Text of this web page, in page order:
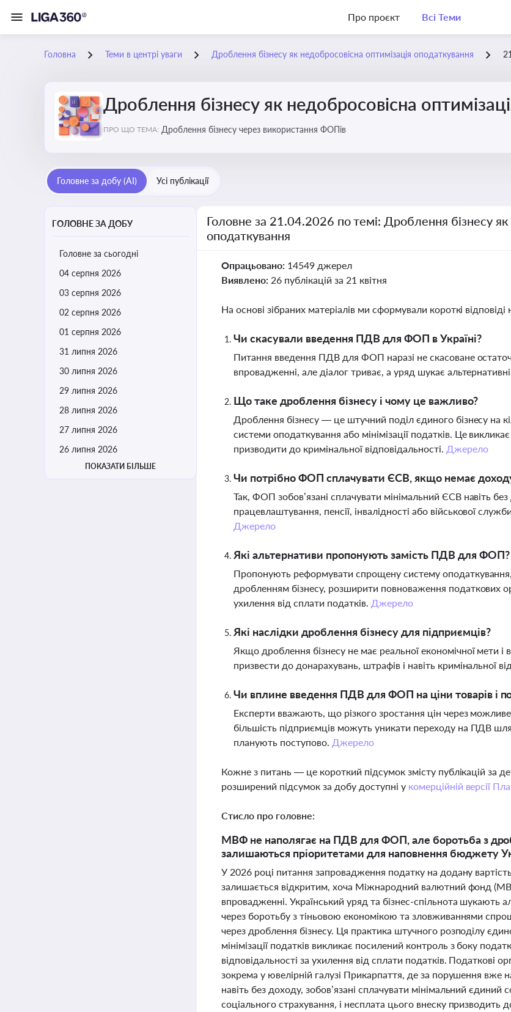
Про проєкт Всі Теми
Головна Теми в центрі уваги Дроблення бізнесу як недобросовісна оптимізація оподаткування
Дроблення бізнесу як недобросовісна
ПРО ЩО ТЕМА: Дроблення бізнесу через використання ФОПів
Головне за добу (AI) Усі публікації
ГОЛОВНЕ ЗА ДОБУ
Головне за сьогодні
04 серпня 2026
03 серпня 2026
02 серпня 2026
01 серпня 2026
31 липня 2026
30 липня 2026
29 липня 2026
28 липня 2026
27 липня 2026
26 липня 2026
ПОКАЗАТИ БІЛЬШЕ
Головне за 21.04.2026 по темі: Дроблення бізнесу як
оподаткування
Опрацьовано: 14549 джерел
Виявлено: 26 публікацій за 21 квітня
На основі зібраних матеріалів ми сформували короткі
Чи скасували введення ПДВ для ФОП в Україні?
Питання введення ПДВ для ФОП наразі не скасоване
впровадженні, але діалог триває, а уряд шукає
Що таке дроблення бізнесу і чому це важливо?
Дроблення бізнесу — це штучний поділ єдиного бізнесу на
системи оподаткування або мінімізації податків. Це
призводити до кримінальної відповідальності. Джерело
Чи потрібно ФОП сплачувати ЄСВ, якщо немає
Так, ФОП зобов’язані сплачувати мінімальний ЄСВ навіть
працевлаштування, пенсії, інвалідності або військової
Джерело
Які альтернативи пропонують замість ПДВ для ФОП?
Пропонують реформувати спрощену систему
дробленням бізнесу, розширити повноваження податкових
ухилення від сплати податків. Джерело
Які наслідки дроблення бізнесу для підприємців?
Якщо дроблення бізнесу не має реальної економічної мети
призвести до донарахувань, штрафів і навіть кримінальної
Чи вплине введення ПДВ для ФОП на ціни товарів і
Експерти вважають, що різкого зростання цін через
більшість підприємців можуть уникати переходу на ПДВ
планують поступово. Джерело
Кожне з питань — це короткий підсумок змісту публікацій
розширений підсумок за добу доступні у комерційній версії
Стисло про головне:
МВФ не наполягає на ПДВ для ФОП, але боротьба з
залишаються пріоритетами для наповнення бюджету
У 2026 році питання запровадження податку на додану
залишається відкритим, хоча Міжнародний валютний фонд
впровадженні. Український уряд та бізнес-спільнота шукають
через боротьбу з тіньовою економікою та зловживаннями
через дроблення бізнесу. Ця практика штучного розподілу
мінімізації податків викликає посилений контроль з боку
відповідальності за ухилення від сплати податків. Податкові
зокрема у ювелірній галузі Прикарпаття, де за порушення
навіть без доходу, зобов’язані сплачувати мінімальний
соціального страхування, і несплата цього внеску призводить